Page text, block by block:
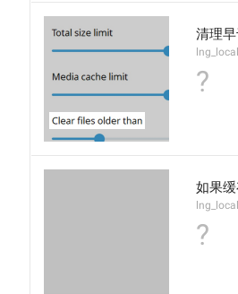
清理
?
如果
?